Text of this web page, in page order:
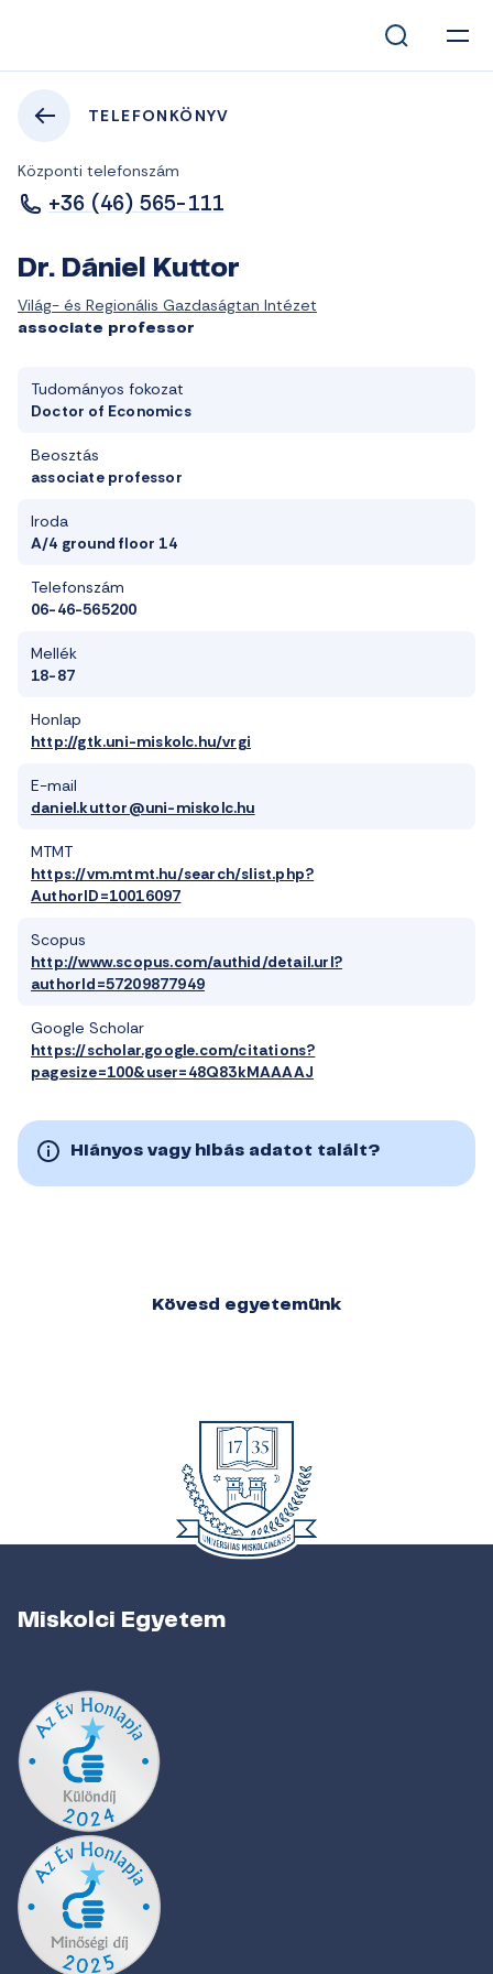
TELEFONKÖNYV
Központi telefonszám
+36 (46) 565-111
Dr. Dániel Kuttor
Világ- és Regionális Gazdaságtan Intézet
associate professor
Tudományos fokozat
Doctor of Economics
Beosztás
associate professor
Iroda
A/4 ground floor 14
Telefonszám
06-46-565200
Mellék
18-87
Honlap
http://gtk.uni-miskolc.hu/vrgi
E-mail
daniel.kuttor@uni-miskolc.hu
MTMT
https://vm.mtmt.hu/search/slist.php?
AuthorID=10016097
Scopus
http://www.scopus.com/authid/detail.url?
authorId=57209877949
Google Scholar
https://scholar.google.com/citations?
pagesize=100&user=48Q83kMAAAAJ
Hiányos vagy hibás adatot talált?
Kövesd egyetemünk
Miskolci Egyetem